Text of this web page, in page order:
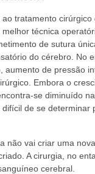
tratamento
técnica
de sutura
do cérebro. No
aumento de pressão
Embora o
se diminuído
de se
não vai criar uma
A cirurgia, no
cerebral.